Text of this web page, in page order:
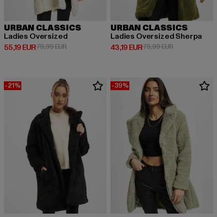
URBAN CLASSICS
Ladies Oversized
55,19 EUR
Derzeitiger Preis: 55,19 EUR
79,99 EURAktionspreis: 79,99 EUR
URBAN CLASSICS
Ladies Oversized Sherpa
43,19 EUR
Derzeitiger Preis: 43,19 EUR
79,99 EURAktionspreis:
-21% -39%